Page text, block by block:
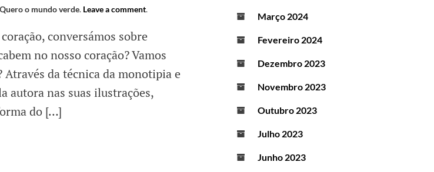
Quero o mundo verde. Leave a comment.
conversámos sobre
no nosso coração? Vamos
Através da técnica da monotipia e
autora nas suas ilustrações,
do […]
Março 2024
Fevereiro 2024
Dezembro 2023
Novembro 2023
Outubro 2023
Julho 2023
Junho 2023